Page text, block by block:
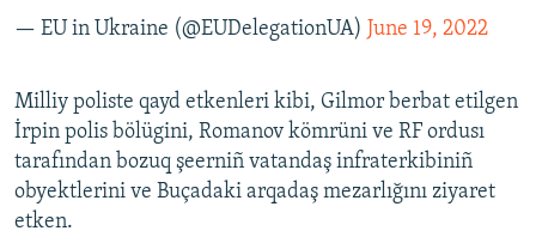
— EU in Ukraine (@EUDelegationUA) June 19, 2022
Milliy poliste qayd etkenleri kibi, Gilmor berbat etilgen
İrpin polis bölügini, Romanov kömrüni ve RF ordusı
tarafından bozuq şeerniñ vatandaş infraterkibiniñ
obyektlerini ve Buçadaki arqadaş mezarlığını ziyaret
etken.